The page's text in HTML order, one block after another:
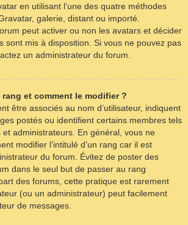
en utilisant l’une des quatre méthodes
galerie, distant ou importé.
peut activer ou non les avatars et décider
sont mis à disposition. Si vous ne pouvez pas
un administrateur du forum.
rang et comment le modifier ?
être associés au nom d’utilisateur, indiquent
postés ou identifient certains membres tels
administrateurs. En général, vous ne
modifier l’intitulé d’un rang car il est
du forum. Évitez de poster des
dans le seul but de passer au rang
des forums, cette pratique est rarement
(ou un administrateur) peut facilement
de messages.